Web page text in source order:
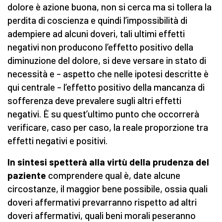
dolore è azione buona, non si cerca ma si tollera la
perdita di coscienza e quindi l’impossibilità di
adempiere ad alcuni doveri, tali ultimi effetti
negativi non producono l’effetto positivo della
diminuzione del dolore, si deve versare in stato di
necessità e – aspetto che nelle ipotesi descritte è
qui centrale – l’effetto positivo della mancanza di
sofferenza deve prevalere sugli altri effetti
negativi. È su quest’ultimo punto che occorrerà
verificare, caso per caso, la reale proporzione tra
effetti negativi e positivi.
In sintesi spetterà alla virtù della prudenza del
paziente comprendere qual è, date alcune
circostanze, il maggior bene possibile, ossia quali
doveri affermativi prevarranno rispetto ad altri
doveri affermativi, quali beni morali peseranno